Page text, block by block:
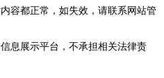
容都正常，如失效，请联系网站管
息展示平台，不承担相关法律责